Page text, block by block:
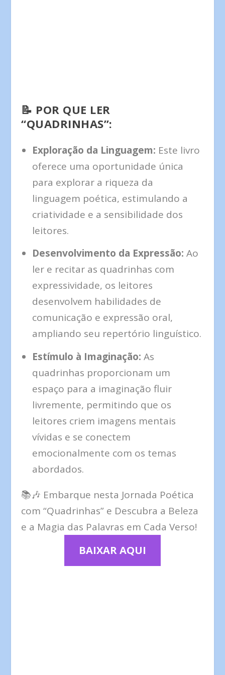
📝 POR QUE LER
“QUADRINHAS”:
Exploração da Linguagem: Este livro
oferece uma oportunidade única
para explorar a riqueza da
linguagem poética, estimulando a
criatividade e a sensibilidade dos
leitores.
Desenvolvimento da Expressão: Ao
ler e recitar as quadrinhas com
expressividade, os leitores
desenvolvem habilidades de
comunicação e expressão oral,
ampliando seu repertório linguístico.
Estímulo à Imaginação: As
quadrinhas proporcionam um
espaço para a imaginação fluir
livremente, permitindo que os
leitores criem imagens mentais
vívidas e se conectem
emocionalmente com os temas
abordados.
📚🎶 Embarque nesta Jornada Poética
com “Quadrinhas” e Descubra a Beleza
e a Magia das Palavras em Cada Verso!
BAIXAR AQUI